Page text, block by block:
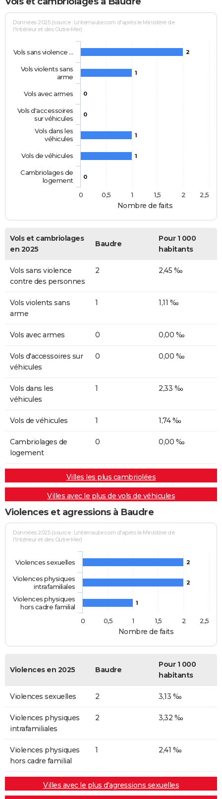
Nombre de faits
Données 2025 (source : Linternaute.com d'après le Ministère de
l'Intérieur et des Outre-Mer)
2
1
0
0
1
1
0
Vols sans violence …
Vols violents sans
arme
Vols avec armes
Vols d'accessoires
sur véhicules
Vols dans les
véhicules
Vols de véhicules
Cambriolages de
logement
0
0,5 1 1,5 2 2,5
Vols et cambriolages
en 2025
Baudre
Pour 1 000
habitants
Vols sans violence
contre des personnes
2 2,45 ‰
Vols violents sans
arme
1 1,11 ‰
Vols avec armes 0 0,00 ‰
Vols d'accessoires sur
véhicules
0 0,00 ‰
Vols dans les
véhicules
1 2,33 ‰
Vols de véhicules 1 1,74 ‰
Cambriolages de
logement
0 0,00 ‰
Villes les plus cambriolées
Villes avec le plus de vols de véhicules
Violences et agressions à Baudre
Nombre de faits
Données 2025 (source : Linternaute.com d'après le Ministère de
l'Intérieur et des Outre-Mer)
2
2
1
Violences sexuelles
Violences physiques
intrafamiliales
Violences physiques
hors cadre familial
0
0,5 1 1,5 2 2,5
Violences en 2025 Baudre
Pour 1 000
habitants
Violences sexuelles 2 3,13 ‰
Violences physiques
intrafamiliales
2 3,32 ‰
Violences physiques
hors cadre familial
1 2,41 ‰
Villes avec le plus d'agressions sexuelles